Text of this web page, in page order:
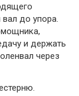
до упора.
и держать
через